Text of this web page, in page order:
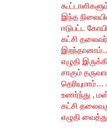
இந்த
ஈடுபட்ட
கட்சி தலைவர்
எழுதி
சாகும்
உணர்ந்து ,
கட்சி
எழுதி